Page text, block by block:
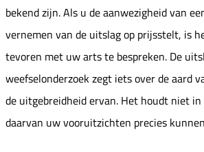
bekend zijn. Als u de aanwezigheid van
vernemen van de uitslag op prijsstelt, is
tevoren met uw arts te bespreken. De
weefselonderzoek zegt iets over de aard
de uitgebreidheid ervan. Het houdt niet in
daarvan uw vooruitzichten precies